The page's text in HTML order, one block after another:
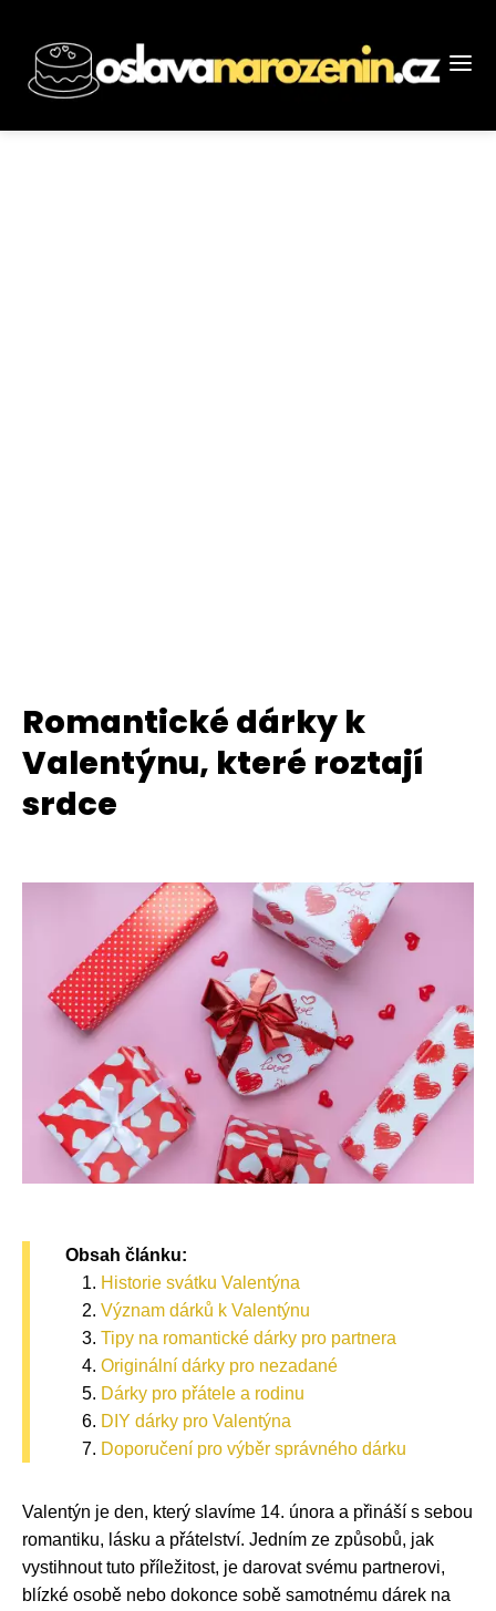
Romantické dárky k
Valentýnu, které roztají
srdce
Obsah článku:
Historie svátku Valentýna
Význam dárků k Valentýnu
Tipy na romantické dárky pro partnera
Originální dárky pro nezadané
Dárky pro přátele a rodinu
DIY dárky pro Valentýna
Doporučení pro výběr správného dárku
Valentýn je den, který slavíme 14. února a přináší s sebou
romantiku, lásku a přátelství. Jedním ze způsobů, jak
vystihnout tuto příležitost, je darovat svému partnerovi,
blízké osobě nebo dokonce sobě samotnému dárek na